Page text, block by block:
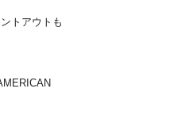
トアウトも